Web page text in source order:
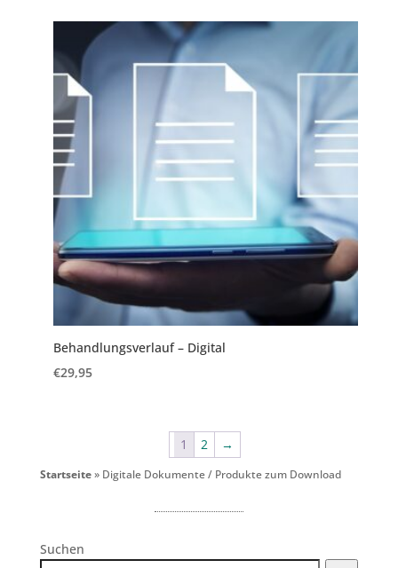
Behandlungsverlauf – Digital
€29,95
1 2 →
Startseite» Digitale Dokumente / Produkte zum Download
Suchen